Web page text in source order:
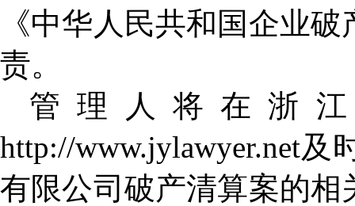
《中华人民共和国企业
责。
管理人将在浙
http://www.jylawyer.net
有限公司破产清算案的